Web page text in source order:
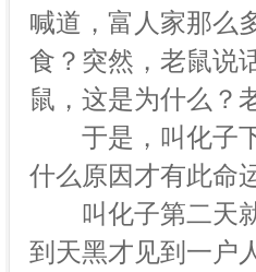
喊道，富人家那么
食？突然，老鼠说
鼠，这是为什么？
于是，叫化子下
什么原因才有此命
叫化子第二天就
到天黑才见到一户